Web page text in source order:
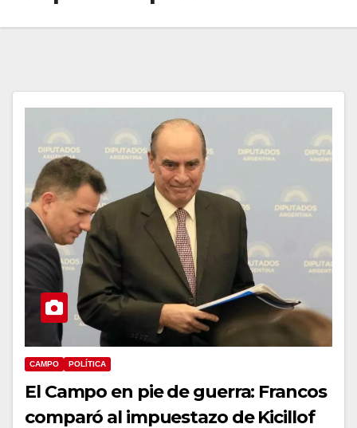
CAMPO POLÍTICA
El Campo en pie de guerra: Francos
comparó al impuestazo de Kicillof